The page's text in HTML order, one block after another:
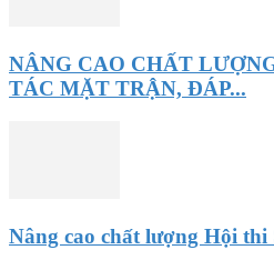
NÂNG CAO CHẤT
TÁC MẶT TRẬN, ĐÁP...
Nâng cao chất lượng Hội